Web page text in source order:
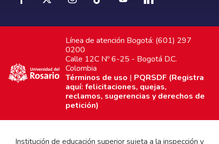
Línea de atención Bogotá: (601) 297
0200
Calle 12C Nº 6-25 - Bogotá D.C.
Colombia
Términos de uso | PQRSDF (Registra
aquí: felicitaciones, quejas,
reclamos, sugerencias y derechos de
petición)
Institución de educación superior sujeta a la inspección y